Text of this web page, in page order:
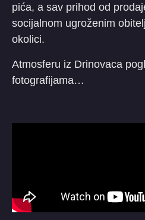
pića, a sav prihod od
socijalnom ugroženim
okolici.
Atmosferu iz Drinovaca
fotografijama…